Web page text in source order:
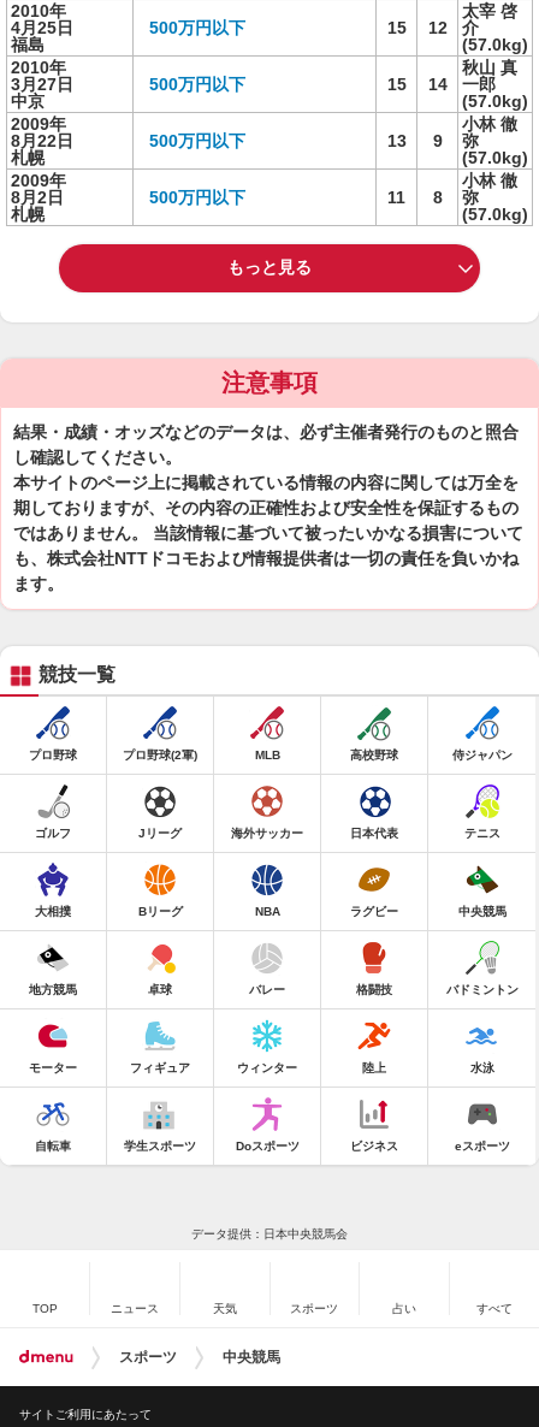
2010年
4月25日
福島
500万円以下 15 12
太宰 啓
介
(57.0kg)
2010年
3月27日
中京
500万円以下 15 14
秋山 真
一郎
(57.0kg)
2009年
8月22日
札幌
500万円以下 13 9
小林 徹
弥
(57.0kg)
2009年
8月2日
札幌
500万円以下 11 8
小林 徹
弥
(57.0kg)
もっと見る
注意事項
結果・成績・オッズなどのデータは、必ず主催者発行のものと照合
し確認してください。
本サイトのページ上に掲載されている情報の内容に関しては万全を
期しておりますが、その内容の正確性および安全性を保証するもの
ではありません。 当該情報に基づいて被ったいかなる損害について
も、株式会社NTTドコモおよび情報提供者は一切の責任を負いかね
ます。
競技一覧
プロ野球 プロ野球(2軍) MLB 高校野球 侍ジャパン
ゴルフ Jリーグ 海外サッカー 日本代表 テニス
大相撲 Bリーグ NBA ラグビー 中央競馬
地方競馬 卓球 バレー 格闘技 バドミントン
モーター フィギュア ウィンター 陸上 水泳
自転車 学生スポーツ Doスポーツ ビジネス eスポーツ
データ提供：日本中央競馬会
TOP ニュース 天気 スポーツ 占い すべて
スポーツ 中央競馬
サイトご利用にあたって